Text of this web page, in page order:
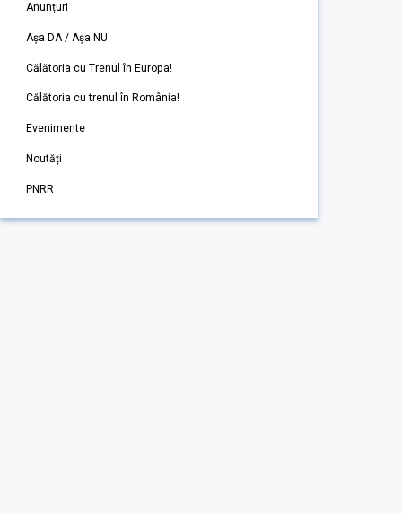
Anunțuri
Așa DA / Așa NU
Călătoria cu Trenul în Europa!
Călătoria cu trenul în România!
Evenimente
Noutăți
PNRR